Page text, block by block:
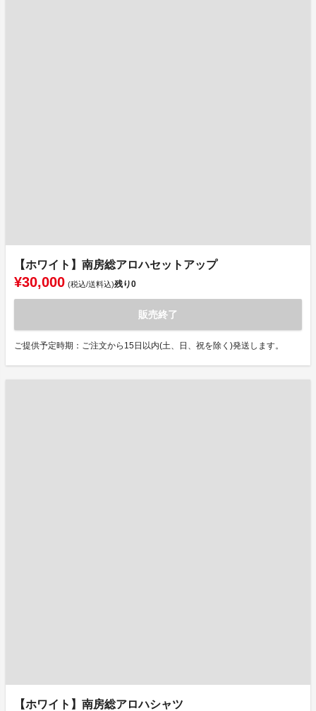
【ホワイト】南房総アロハセットアップ
¥30,000 (税込/送料込)残り0
販売終了
ご提供予定時期：ご注文から15日以内(土、日、祝を除く)発送します。
【ホワイト】南房総アロハシャツ